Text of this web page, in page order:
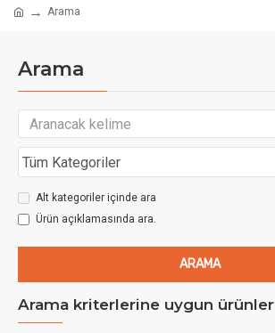
Arama
Arama
Alt kategoriler içinde ara
Ürün açıklamasında ara.
ARAMA
Arama kriterlerine uygun ürünler